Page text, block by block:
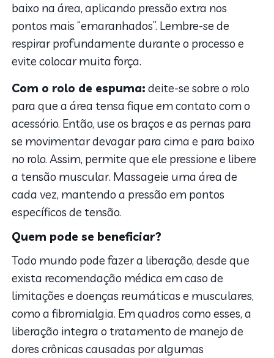
baixo na área, aplicando pressão extra nos
pontos mais “emaranhados”. Lembre-se de
respirar profundamente durante o processo e
evite colocar muita força.
Com o rolo de espuma: deite-se sobre o rolo
para que a área tensa fique em contato com o
acessório. Então, use os braços e as pernas para
se movimentar devagar para cima e para baixo
no rolo. Assim, permite que ele pressione e libere
a tensão muscular. Massageie uma área de
cada vez, mantendo a pressão em pontos
específicos de tensão.
Quem pode se beneficiar?
Todo mundo pode fazer a liberação, desde que
exista recomendação médica em caso de
limitações e doenças reumáticas e musculares,
como a fibromialgia. Em quadros como esses, a
liberação integra o tratamento de manejo de
dores crônicas causadas por algumas